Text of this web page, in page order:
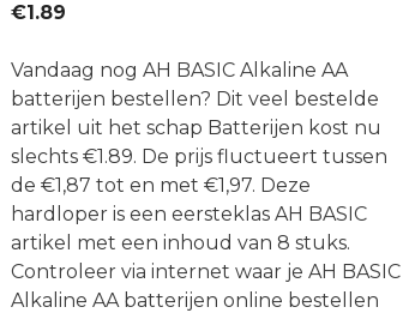
€1.89
Vandaag nog AH BASIC Alkaline AA
batterijen bestellen? Dit veel bestelde
artikel uit het schap Batterijen kost nu
slechts €1.89. De prijs fluctueert tussen
de €1,87 tot en met €1,97. Deze
hardloper is een eersteklas AH BASIC
artikel met een inhoud van 8 stuks.
Controleer via internet waar je AH BASIC
Alkaline AA batterijen online bestellen